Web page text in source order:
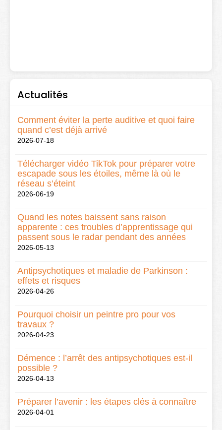
Actualités
Comment éviter la perte auditive et quoi faire
quand c’est déjà arrivé
2026-07-18
Télécharger vidéo TikTok pour préparer votre
escapade sous les étoiles, même là où le
réseau s’éteint
2026-06-19
Quand les notes baissent sans raison
apparente : ces troubles d’apprentissage qui
passent sous le radar pendant des années
2026-05-13
Antipsychotiques et maladie de Parkinson :
effets et risques
2026-04-26
Pourquoi choisir un peintre pro pour vos
travaux ?
2026-04-23
Démence : l’arrêt des antipsychotiques est-il
possible ?
2026-04-13
Préparer l’avenir : les étapes clés à connaître
2026-04-01